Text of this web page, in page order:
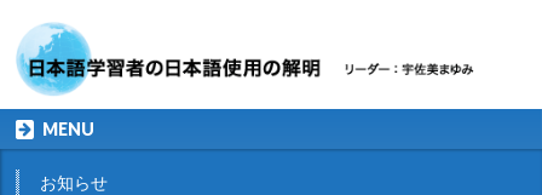
MENU
お知らせ